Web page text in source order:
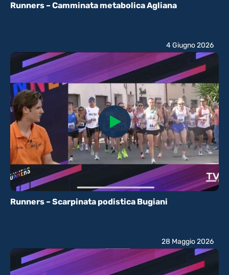
Runners – Camminata metabolica Agliana
Runners – Scarpinata podistica Bugiani
4 Giugno 2026
28 Maggio 2026